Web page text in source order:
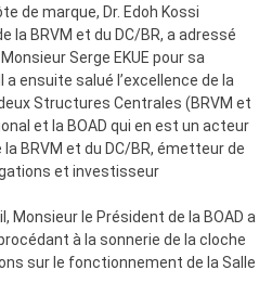
de marque, Dr. Edoh Kossi
la BRVM et du DC/BR, a adressé
Serge EKUE pour sa
a ensuite salué l’excellence de la
Structures Centrales (BRVM et
et la BOAD qui en est un acteur
BRVM et du DC/BR, émetteur de
et investisseur
le Président de la BOAD a
à la sonnerie de la cloche
sur le fonctionnement de la Salle